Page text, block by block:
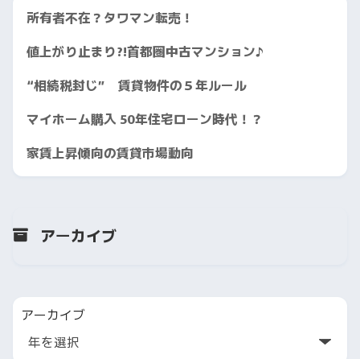
所有者不在？タワマン転売！
値上がり止まり?!首都圏中古マンション♪
“相続税封じ” 賃貸物件の５年ルール
マイホーム購入 50年住宅ローン時代！？
家賃上昇傾向の賃貸市場動向
アーカイブ
アーカイブ